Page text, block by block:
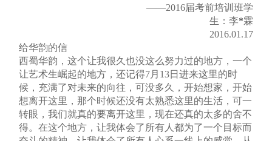
——2016届考前培训班学
生：李*霖
2016.01.17
给华韵的信
西蜀华韵，这个让我很久也没这么努力过的地方，一个
让艺术生崛起的地方，还记得7月13日进来这里的时
候，充满了对未来的向往，可没多久，开始想家，开始
想离开这里，那个时候还没有太熟悉这里的生活，可一
转眼，我们就真的要离开这里，现在还真的太多的舍不
得。在这个地方，让我体会了所有人都为了一个目标而